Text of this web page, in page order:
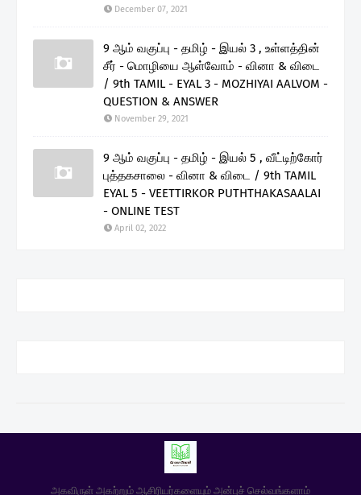
December 07, 2021
9 ஆம் வகுப்பு - தமிழ் - இயல் 3 , உள்ளத்தின்
சீர் - மொழியை ஆள்வோம் - வினா & விடை
/ 9th TAMIL - EYAL 3 - MOZHIYAI AALVOM -
QUESTION & ANSWER
November 29, 2021
9 ஆம் வகுப்பு - தமிழ் - இயல் 5 , வீட்டிற்கோர்
புத்தகசாலை - வினா & விடை / 9th TAMIL
EYAL 5 - VEETTIRKOR PUTHTHAKASAALAI
- ONLINE TEST
April 02, 2022
அகவிருள் அகற்றும் ஆசிரியர்களையும் அன்புச் செல்வங்களாம்